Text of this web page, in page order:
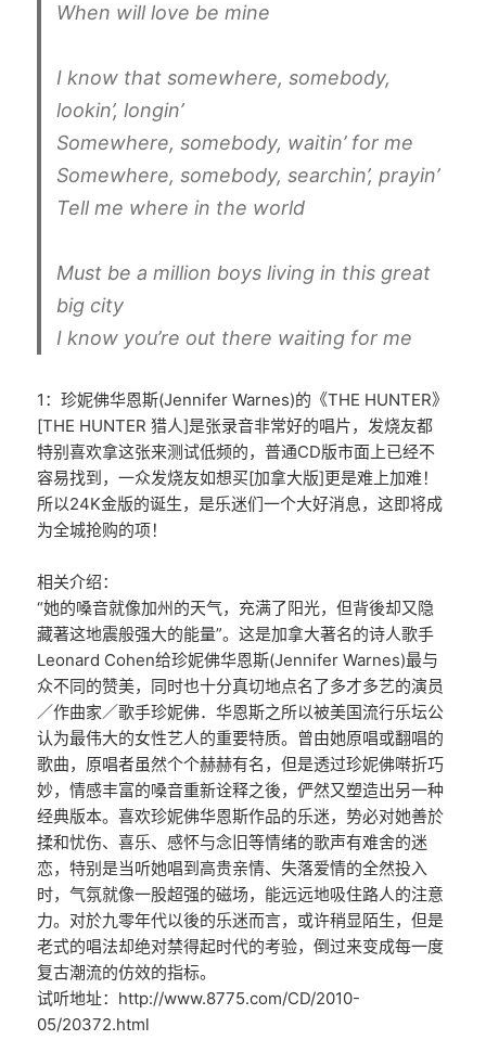
When will love be mine
I know that somewhere, somebody,
lookin’, longin’
Somewhere, somebody, waitin’ for me
Somewhere, somebody, searchin’, prayin’
Tell me where in the world
Must be a million boys living in this great
big city
I know you’re out there waiting for me
1：珍妮佛华恩斯(Jennifer Warnes)的《THE HUNTER》
[THE HUNTER 猎人]是张录音非常好的唱片，发烧友都
特别喜欢拿这张来测试低频的，普通CD版市面上已经不
容易找到，一众发烧友如想买[加拿大版]更是难上加难！
所以24K金版的诞生，是乐迷们一个大好消息，这即将成
为全城抢购的项！
相关介绍：
“她的嗓音就像加州的天气，充满了阳光，但背後却又隐
藏著这地震般强大的能量”。这是加拿大著名的诗人歌手
Leonard Cohen给珍妮佛华恩斯(Jennifer Warnes)最与
众不同的赞美，同时也十分真切地点名了多才多艺的演员
／作曲家／歌手珍妮佛．华恩斯之所以被美国流行乐坛公
认为最伟大的女性艺人的重要特质。曾由她原唱或翻唱的
歌曲，原唱者虽然个个赫赫有名，但是透过珍妮佛啭折巧
妙，情感丰富的嗓音重新诠释之後，俨然又塑造出另一种
经典版本。喜欢珍妮佛华恩斯作品的乐迷，势必对她善於
揉和忧伤、喜乐、感怀与念旧等情绪的歌声有难舍的迷
恋，特别是当听她唱到高贵亲情、失落爱情的全然投入
时，气氛就像一股超强的磁场，能远远地吸住路人的注意
力。对於九零年代以後的乐迷而言，或许稍显陌生，但是
老式的唱法却绝对禁得起时代的考验，倒过来变成每一度
复古潮流的仿效的指标。
试听地址：http://www.8775.com/CD/2010-
05/20372.html